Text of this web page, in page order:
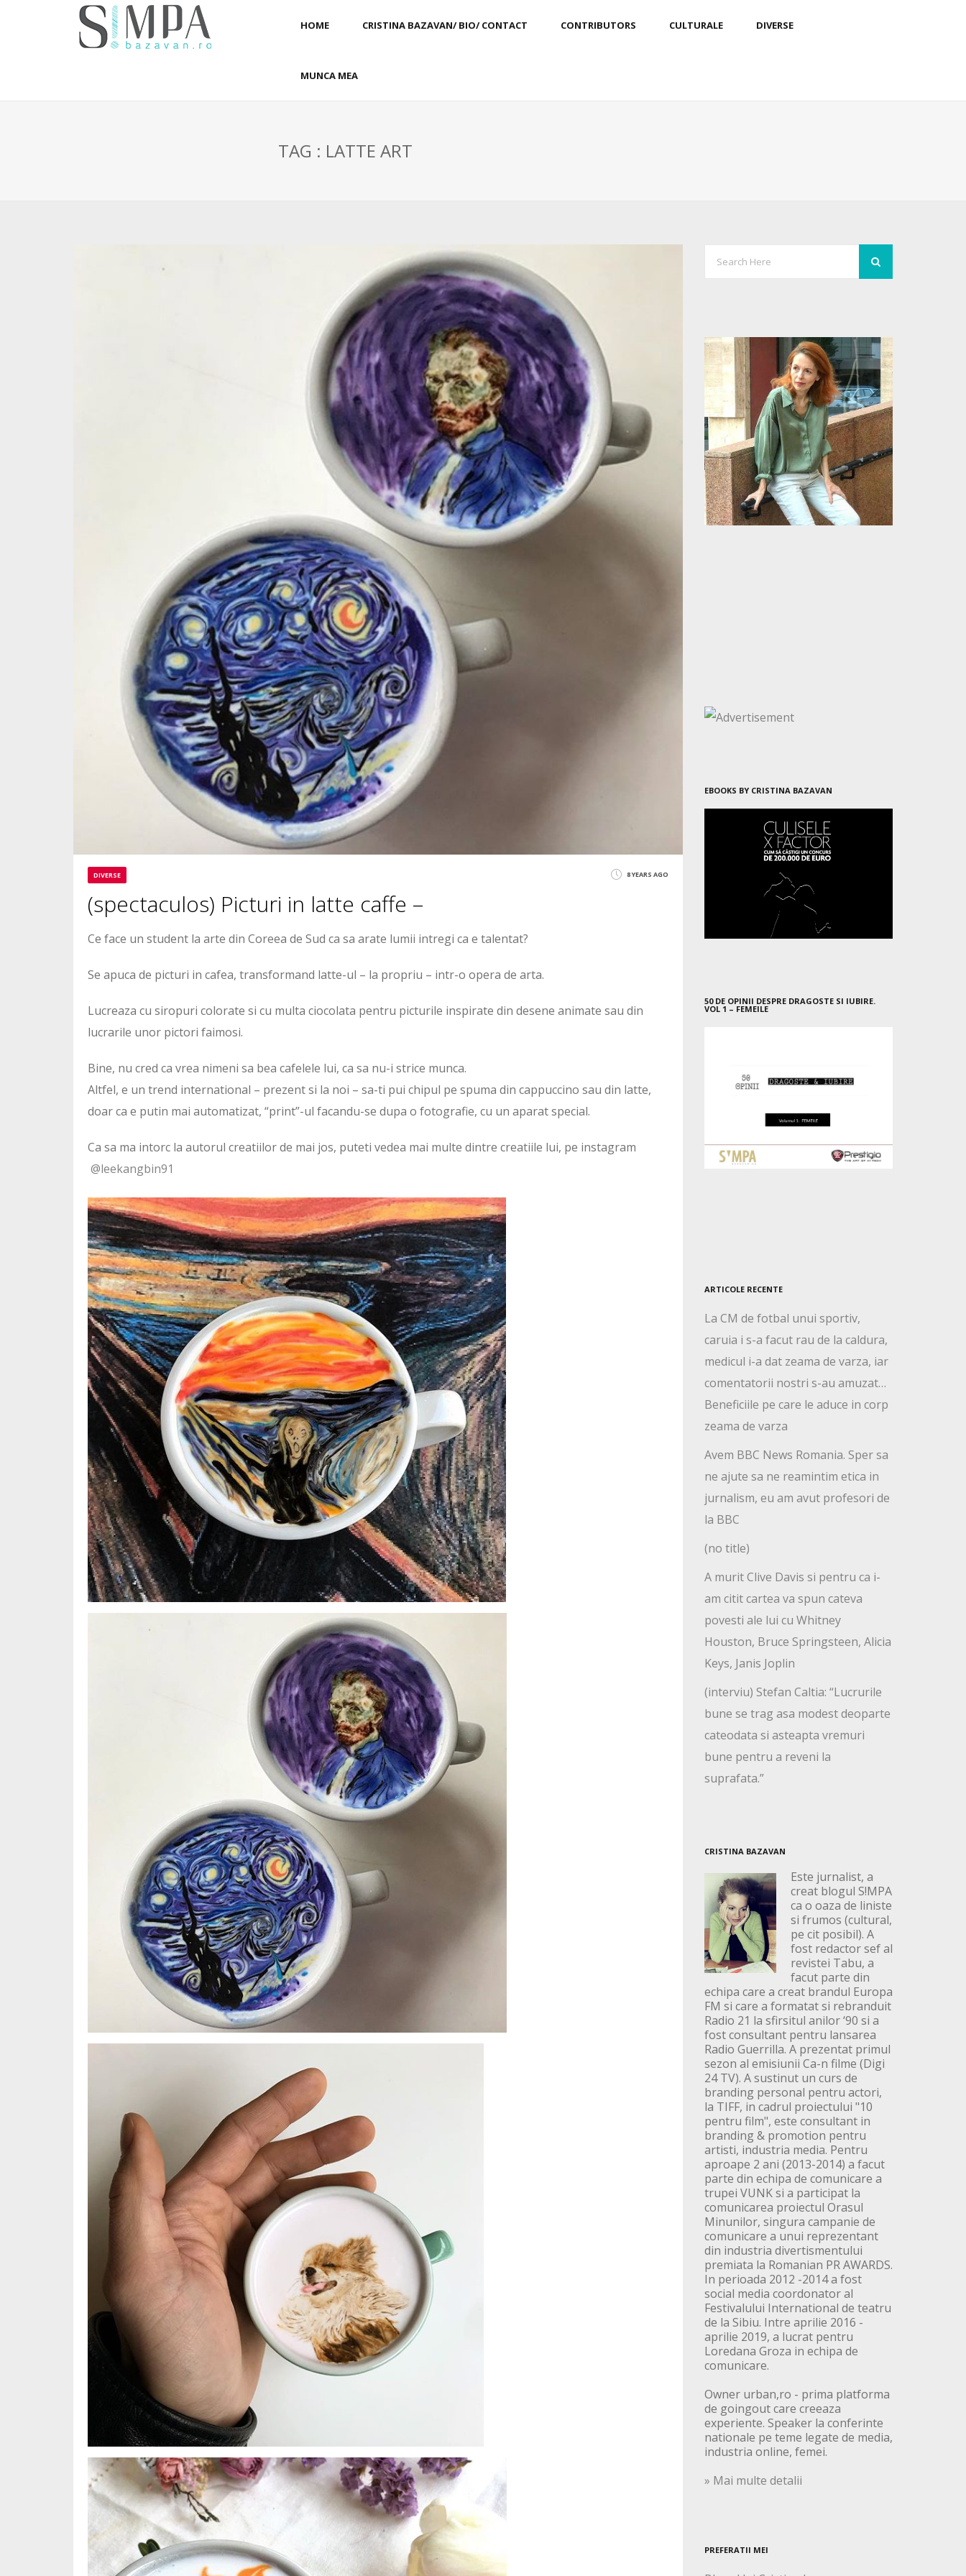
HOME CRISTINA BAZAVAN/ BIO/ CONTACT CONTRIBUTORS CULTURALE DIVERSE
MUNCA MEA
TAG : LATTE ART
DIVERSE 8 YEARS AGO
(spectaculos) Picturi in latte caffe –
Ce face un student la arte din Coreea de Sud ca sa arate lumii intregi ca e talentat?
Se apuca de picturi in cafea, transformand latte-ul – la propriu – intr-o opera de arta.
Lucreaza cu siropuri colorate si cu multa ciocolata pentru picturile inspirate din desene animate sau din
lucrarile unor pictori faimosi.
Bine, nu cred ca vrea nimeni sa bea cafelele lui, ca sa nu-i strice munca.
Altfel, e un trend international – prezent si la noi – sa-ti pui chipul pe spuma din cappuccino sau din latte,
doar ca e putin mai automatizat, “print”-ul facandu-se dupa o fotografie, cu un aparat special.
Ca sa ma intorc la autorul creatiilor de mai jos, puteti vedea mai multe dintre creatiile lui, pe instagram
@leekangbin91
EBOOKS BY CRISTINA BAZAVAN
50 DE OPINII DESPRE DRAGOSTE SI IUBIRE.
VOL 1 – FEMEILE
ARTICOLE RECENTE
La CM de fotbal unui sportiv,
caruia i s-a facut rau de la caldura,
medicul i-a dat zeama de varza, iar
comentatorii nostri s-au amuzat…
Beneficiile pe care le aduce in corp
zeama de varza
Avem BBC News Romania. Sper sa
ne ajute sa ne reamintim etica in
jurnalism, eu am avut profesori de
la BBC
(no title)
A murit Clive Davis si pentru ca i-
am citit cartea va spun cateva
povesti ale lui cu Whitney
Houston, Bruce Springsteen, Alicia
Keys, Janis Joplin
(interviu) Stefan Caltia: “Lucrurile
bune se trag asa modest deoparte
cateodata si asteapta vremuri
bune pentru a reveni la
suprafata.”
CRISTINA BAZAVAN
Este jurnalist, a
creat blogul S!MPA
ca o oaza de liniste
si frumos (cultural,
pe cit posibil). A
fost redactor sef al
revistei Tabu, a
facut parte din
echipa care a creat brandul Europa
FM si care a formatat si rebranduit
Radio 21 la sfirsitul anilor ‘90 si a
fost consultant pentru lansarea
Radio Guerrilla. A prezentat primul
sezon al emisiunii Ca-n filme (Digi
24 TV). A sustinut un curs de
branding personal pentru actori,
la TIFF, in cadrul proiectului "10
pentru film", este consultant in
branding & promotion pentru
artisti, industria media. Pentru
aproape 2 ani (2013-2014) a facut
parte din echipa de comunicare a
trupei VUNK si a participat la
comunicarea proiectul Orasul
Minunilor, singura campanie de
comunicare a unui reprezentant
din industria divertismentului
premiata la Romanian PR AWARDS.
In perioada 2012 -2014 a fost
social media coordonator al
Festivalului International de teatru
de la Sibiu. Intre aprilie 2016 -
aprilie 2019, a lucrat pentru
Loredana Groza in echipa de
comunicare.
Owner urban,ro - prima platforma
de goingout care creeaza
experiente. Speaker la conferinte
nationale pe teme legate de media,
industria online, femei.
» Mai multe detalii
PREFERATII MEI